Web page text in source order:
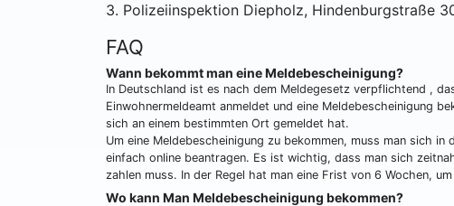
3. Polizeiinspektion Diepholz, Hindenburgstraße
FAQ
Wann bekommt man eine Meldebescheinigung?
In Deutschland ist es nach dem Meldegesetz verpflichtend ,
Einwohnermeldeamt anmeldet und eine Meldebescheinigung
sich an einem bestimmten Ort gemeldet hat.
Um eine Meldebescheinigung zu bekommen, muss man sich
einfach online beantragen. Es ist wichtig, dass man sich
zahlen muss. In der Regel hat man eine Frist von 6 Wochen,
Wo kann Man Meldebescheinigung bekommen?